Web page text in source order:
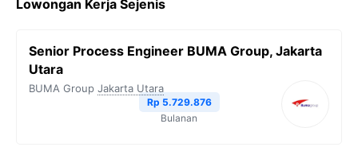
Lowongan Kerja Sejenis
Senior Process Engineer BUMA Group, Jakarta
Utara
BUMA Group Jakarta Utara
Rp 5.729.876
Bulanan